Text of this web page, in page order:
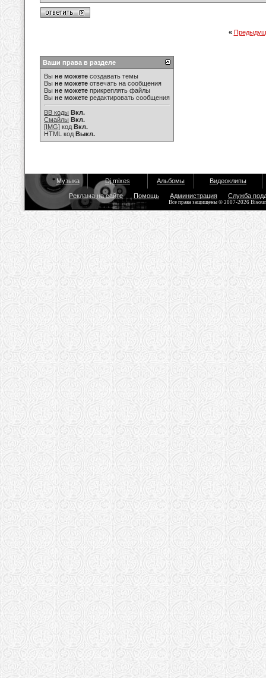
«
Ваши права в разделе
Вы не можете создавать темы
Вы не можете отвечать на сообщения
Вы не можете прикреплять файлы
Вы не можете редактировать сообщения
BB коды Вкл.
Смайлы Вкл.
[IMG] код Вкл.
HTML код Выкл.
Музыка Dj mixes Альбомы Видеоклипы
Реклама на сайте Помощь Администрация Служба
Все права защищены © 2007-2026